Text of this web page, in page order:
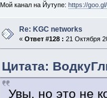
Мой канал на Йутупе: https://
Re: KGC networks
« Ответ #128 : 21 Октября
Цитата:
Увы, но это не